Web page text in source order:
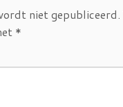
niet gepubliceerd.
*